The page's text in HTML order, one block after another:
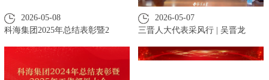
2026-05-08
科海集团2025年总结表彰暨2
2026-05-07
三晋人大代表采风行 | 吴晋龙